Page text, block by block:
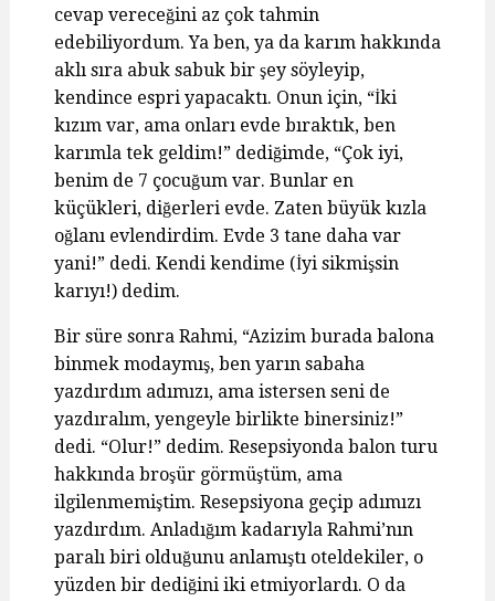
cevap vereceğini az çok tahmin
edebiliyordum. Ya ben, ya da karım hakkında
aklı sıra abuk sabuk bir şey söyleyip,
kendince espri yapacaktı. Onun için, “İki
kızım var, ama onları evde bıraktık, ben
karımla tek geldim!” dediğimde, “Çok iyi,
benim de 7 çocuğum var. Bunlar en
küçükleri, diğerleri evde. Zaten büyük kızla
oğlanı evlendirdim. Evde 3 tane daha var
yani!” dedi. Kendi kendime (İyi sikmişsin
karıyı!) dedim.
Bir süre sonra Rahmi, “Azizim burada balona
binmek modaymış, ben yarın sabaha
yazdırdım adımızı, ama istersen seni de
yazdıralım, yengeyle birlikte binersiniz!”
dedi. “Olur!” dedim. Resepsiyonda balon turu
hakkında broşür görmüştüm, ama
ilgilenmemiştim. Resepsiyona geçip adımızı
yazdırdım. Anladığım kadarıyla Rahmi’nın
paralı biri olduğunu anlamıştı oteldekiler, o
yüzden bir dediğini iki etmiyorlardı. O da